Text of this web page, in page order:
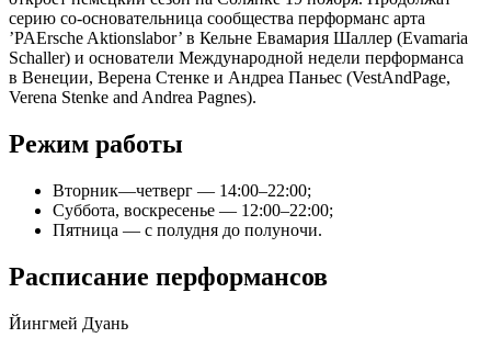
серию со-основательница сообщества перформанс арта
’PAErsche Aktionslabor’ в Кельне Евамария Шаллер (Evamaria
Schaller) и основатели Международной недели перформанса
в Венеции, Верена Стенке и Андреа Паньес (VestAndPage,
Verena Stenke and Andrea Pagnes).
Режим работы
Вторник—четверг — 14:00–22:00;
Суббота, воскресенье — 12:00–22:00;
Пятница — с полудня до полуночи.
Расписание перформансов
Йингмей Дуань